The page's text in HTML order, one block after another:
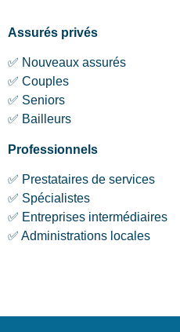
Assurés privés
✅ Nouveaux assurés
✅ Couples
✅ Seniors
✅ Bailleurs
Professionnels
✅ Prestataires de services
✅ Spécialistes
✅ Entreprises intermédiaires
✅ Administrations locales